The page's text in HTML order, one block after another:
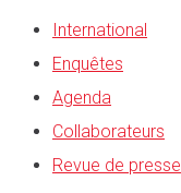
International
Enquêtes
Agenda
Collaborateurs
Revue de presse